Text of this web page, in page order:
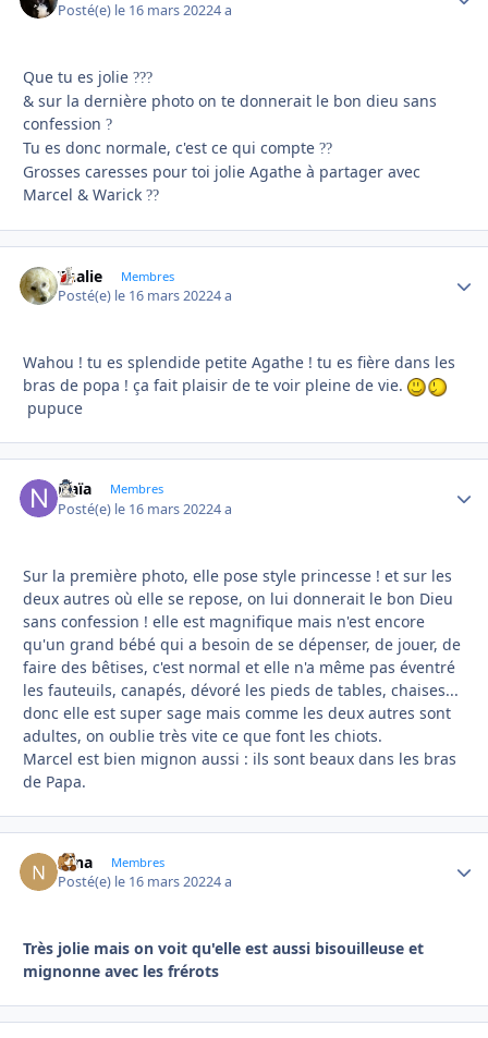
Posté(e) le 16 mars 20224 a
Que tu es jolie ???
& sur la dernière photo on te donnerait le bon dieu sans
confession ?
Tu es donc normale, c'est ce qui compte ??
Grosses caresses pour toi jolie Agathe à partager avec
Marcel & Warick ??
Thalie Membres
Posté(e) le 16 mars 20224 a
Wahou ! tu es splendide petite Agathe ! tu es fière dans les
bras de popa ! ça fait plaisir de te voir pleine de vie.
pupuce
Naïa Membres
Posté(e) le 16 mars 20224 a
Sur la première photo, elle pose style princesse ! et sur les
deux autres où elle se repose, on lui donnerait le bon Dieu
sans confession ! elle est magnifique mais n'est encore
qu'un grand bébé qui a besoin de se dépenser, de jouer, de
faire des bêtises, c'est normal et elle n'a même pas éventré
les fauteuils, canapés, dévoré les pieds de tables, chaises...
donc elle est super sage mais comme les deux autres sont
adultes, on oublie très vite ce que font les chiots.
Marcel est bien mignon aussi : ils sont beaux dans les bras
de Papa.
Nina Membres
Posté(e) le 16 mars 20224 a
Très jolie mais on voit qu'elle est aussi bisouilleuse et
mignonne avec les frérots